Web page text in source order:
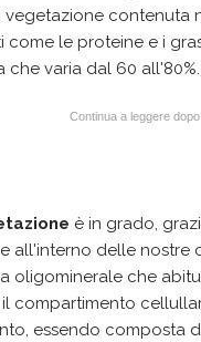
contenuta
come le proteine e i
varia dal 60 all'80%.
Continua a leggere
è in grado,
all'interno delle
oligominerale che
compartimento
essendo composta